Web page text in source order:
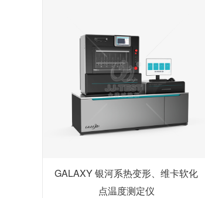
GALAXY 银河系热变形、维卡软化
点温度测定仪